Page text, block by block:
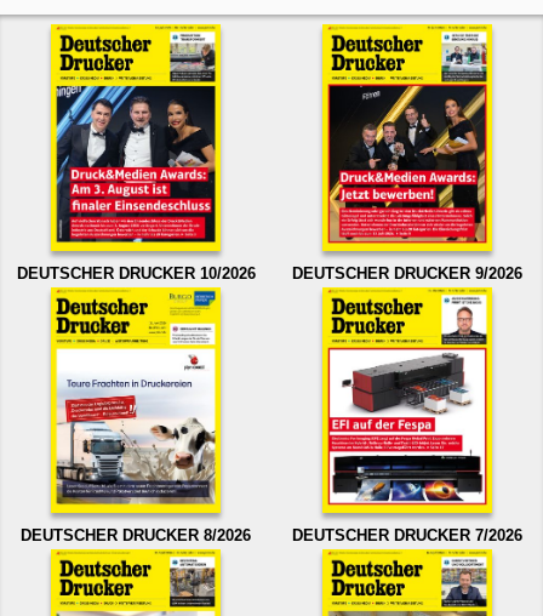
DEUTSCHER DRUCKER 10/2026 DEUTSCHER DRUCKER 9/2026
DEUTSCHER DRUCKER 8/2026 DEUTSCHER DRUCKER 7/2026